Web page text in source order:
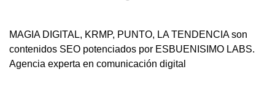
MAGIA DIGITAL, KRMP, PUNTO, LA TENDENCIAson
contenidos SEO potenciados por ESBUENISIMO LABS.
Agencia experta en comunicación digital